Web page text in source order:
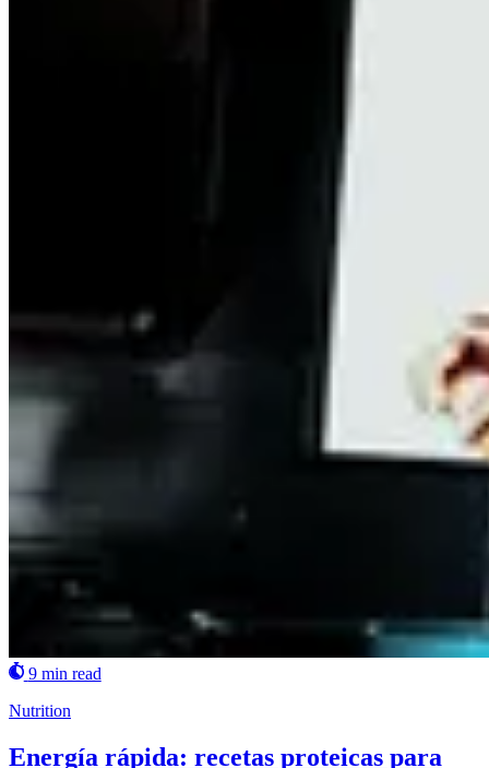
9 min read
Nutrition
Energía rápida: recetas proteicas para